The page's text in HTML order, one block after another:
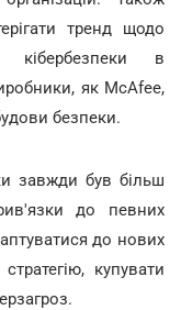
тренд щодо
кібербезпеки в
як McAfee,
безпеки.
завжди був більш
до певних
до нових
купувати